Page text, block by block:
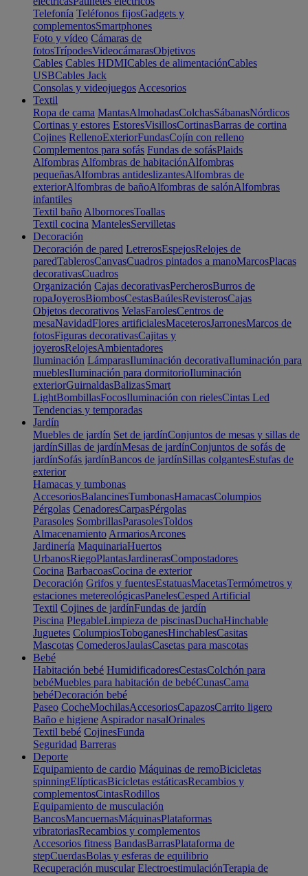
Telefonía Teléfonos fijosGadgets y
complementosSmartphones
Foto y vídeo Cámaras de
fotosTrípodesVideocámarasObjetivos
Cables Cables HDMICables de alimentaciónCables
USBCables Jack
Consolas y videojuegos Accesorios
Textil
Ropa de cama MantasAlmohadasColchasSábanasNórdicos
Cortinas y estores EstoresVisillosCortinasBarras de cortina
Cojines RellenoExteriorFundasCojín con relleno
Complementos para sofás Fundas de sofásPlaids
Alfombras Alfombras de habitaciónAlfombras
pequeñasAlfombras antideslizantesAlfombras de
exteriorAlfombras de bañoAlfombras de salónAlfombras
infantiles
Textil baño AlbornocesToallas
Textil cocina MantelesServilletas
Decoración
Decoración de pared LetrerosEspejosRelojes de
paredTablerosCanvasCuadros pintados a manoMarcosPlacas
decorativasCuadros
Organización Cajas decorativasPercherosBurros de
ropaJoyerosBiombosCestasBaúlesRevisterosCajas
Objetos decorativos VelasFarolesCentros de
mesaNavidadFlores artificialesMaceterosJarronesMarcos de
fotosFiguras decorativasCajitas y
joyerosRelojesAmbientadores
Iluminación LámparasIluminación decorativaIluminación para
mueblesIluminación para dormitorioIluminación
exteriorGuirnaldasBalizasSmart
LightBombillasFocosIluminación con rielesCintas Led
Tendencias y temporadas
Jardín
Muebles de jardín Set de jardínConjuntos de mesas y sillas de
jardínSillas de jardínMesas de jardínConjuntos de sofás de
jardínSofás jardínBancos de jardínSillas colgantesEstufas de
exterior
Hamacas y tumbonas
AccesoriosBalancinesTumbonasHamacasColumpios
Pérgolas CenadoresCarpasPérgolas
Parasoles SombrillasParasolesToldos
Almacenamiento ArmariosArcones
Jardinería MaquinariaHuertos
UrbanosRiegoPlantasJardinerasCompostadores
Cocina BarbacoasCocina de exterior
Decoración Grifos y fuentesEstatuasMacetasTermómetros y
estaciones metereológicasPanelesCesped Artificial
Textil Cojines de jardínFundas de jardín
Piscina PlegableLimpieza de piscinasDuchaHinchable
Juguetes ColumpiosToboganesHinchablesCasitas
Mascotas ComederosJaulasCasetas para mascotas
Bebé
Habitación bebé HumidificadoresCestasColchón para
bebéMuebles para habitación de bebéCunasCama
bebéDecoración bebé
Paseo CocheMochilasAccesoriosCapazosCarrito ligero
Baño e higiene Aspirador nasalOrinales
Textil bebé CojinesFunda
Seguridad Barreras
Deporte
Equipamiento de cardio Máquinas de remoBicicletas
spinningElípticasBicicletas estáticasRecambios y
complementosCintasRodillos
Equipamiento de musculación
BancosMancuernasMáquinasPlataformas
vibratoriasRecambios y complementos
Accesorios fitness BandasBarrasPlataforma de
stepCuerdasBolas y esferas de equilibrio
Recuperación muscular ElectroestimulaciónTerapia de